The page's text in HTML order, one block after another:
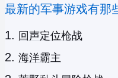
最新的军事游戏有那
回声定位枪战
海洋霸主